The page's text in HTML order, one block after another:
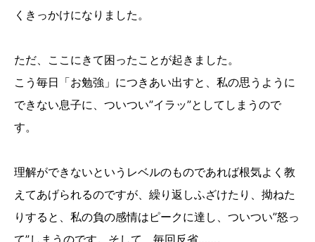
くきっかけになりました。
ただ、ここにきて困ったことが起きました。
こう毎日「お勉強」につきあい出すと、私の思うように
できない息子に、ついつい”イラッ”としてしまうので
す。
理解ができないというレベルのものであれば根気よく教
えてあげられるのですが、繰り返しふざけたり、拗ねた
りすると、私の負の感情はピークに達し、ついつい”怒っ
て”しまうのです。そして、毎回反省……。